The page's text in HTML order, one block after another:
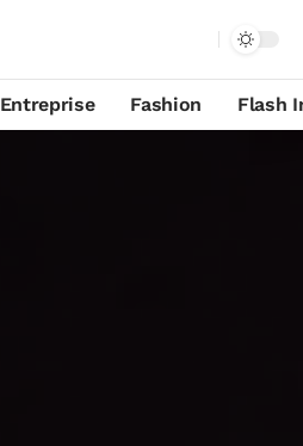
Entreprise Fashion Flash